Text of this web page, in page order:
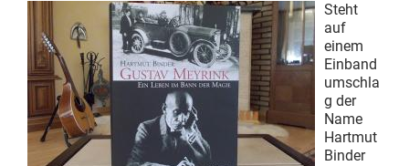
Steht
auf
einem
Einband
umschla
g der
Name
Hartmut
Binder